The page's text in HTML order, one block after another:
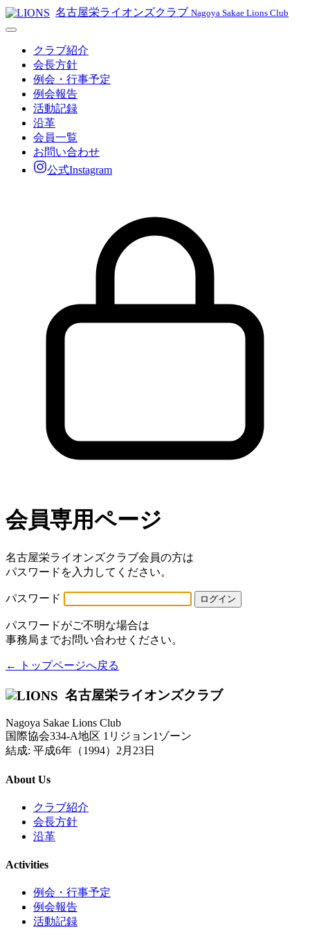
名古屋栄ライオンズクラブ Nagoya Sakae Lions Club
クラブ紹介
会長方針
例会・行事予定
例会報告
活動記録
沿革
会員一覧
お問い合わせ
公式Instagram
会員専用ページ
名古屋栄ライオンズクラブ会員の方は
パスワードを入力してください。
パスワード ログイン
パスワードがご不明な場合は
事務局までお問い合わせください。
← トップページへ戻る
名古屋栄ライオンズクラブ
Nagoya Sakae Lions Club
国際協会334-A地区 1リジョン1ゾーン
結成: 平成6年（1994）2月23日
About Us
クラブ紹介
会長方針
沿革
Activities
例会・行事予定
例会報告
活動記録